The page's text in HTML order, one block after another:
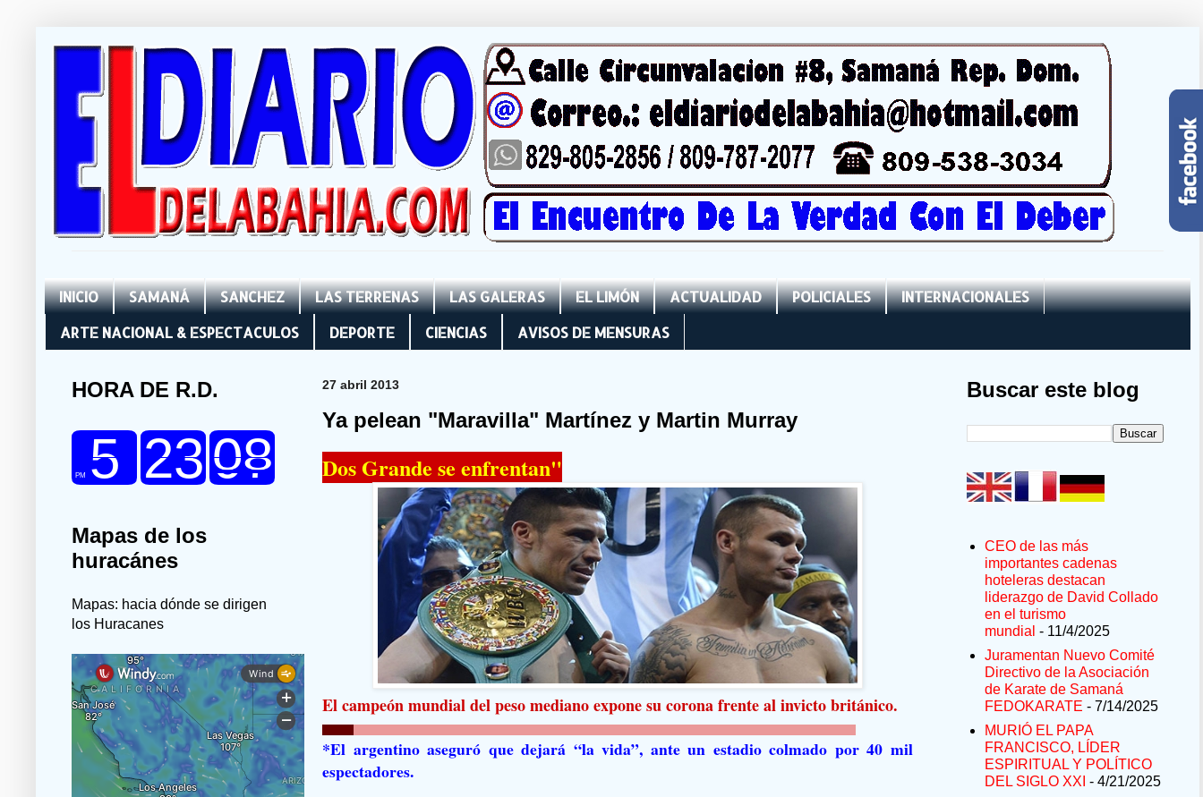
INICIO SAMANÁ SANCHEZ LAS TERRENAS LAS GALERAS EL LIMÓN ACTUALIDAD POLICIALES
INTERNACIONALES
ARTE NACIONAL & ESPECTACULOS
DEPORTE CIENCIAS AVISOS DE MENSURAS
27 abril 2013
Ya pelean "Maravilla" Martínez y Martin Murray
Dos Grande se enfrentan"
El campeón mundial del peso mediano expone su corona frente al invicto británico.
*El argentino aseguró que dejará “la vida”, ante un estadio colmado por 40 mil
espectadores.
HORA DE R.D.
Mapas de los
huracánes
Mapas: hacia dónde se dirigen
los Huracanes
Buscar este blog
CEO de las más
importantes cadenas
hoteleras destacan
liderazgo de David Collado
en el turismo
mundial - 11/4/2025
Juramentan Nuevo Comité
Directivo de la Asociación
de Karate de Samaná
FEDOKARATE - 7/14/2025
MURIÓ EL PAPA
FRANCISCO, LÍDER
ESPIRITUAL Y POLÍTICO
DEL SIGLO XXI - 4/21/2025